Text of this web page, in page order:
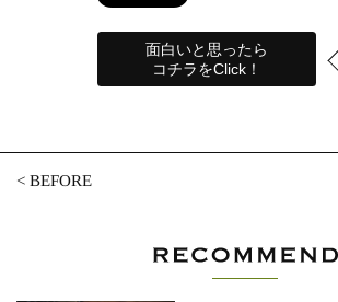
面白いと思ったら
コチラをClick！
<BEFORE